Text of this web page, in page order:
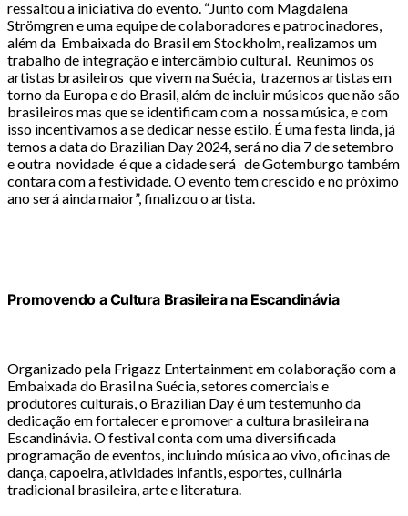
ressaltou a iniciativa do evento. “Junto com Magdalena
Strömgren e uma equipe de colaboradores e patrocinadores,
além da Embaixada do Brasil em Stockholm, realizamos um
trabalho de integração e intercâmbio cultural. Reunimos os
artistas brasileiros que vivem na Suécia, trazemos artistas em
torno da Europa e do Brasil, além de incluir músicos que não são
brasileiros mas que se identificam com a nossa música, e com
isso incentivamos a se dedicar nesse estilo. É uma festa linda, já
temos a data do Brazilian Day 2024, será no dia 7 de setembro
e outra novidade é que a cidade será de Gotemburgo também
contara com a festividade. O evento tem crescido e no próximo
ano será ainda maior”, finalizou o artista.
Promovendo a Cultura Brasileira na Escandinávia
Organizado pela Frigazz Entertainment em colaboração com a
Embaixada do Brasil na Suécia, setores comerciais e
produtores culturais, o Brazilian Day é um testemunho da
dedicação em fortalecer e promover a cultura brasileira na
Escandinávia. O festival conta com uma diversificada
programação de eventos, incluindo música ao vivo, oficinas de
dança, capoeira, atividades infantis, esportes, culinária
tradicional brasileira, arte e literatura.